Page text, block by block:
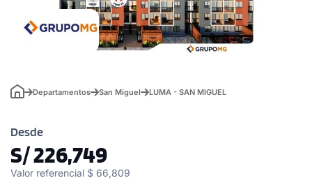
Departamentos San Miguel LUMA - SAN MIGUEL
Desde
S/ 226,749
Valor referencial $ 66,809